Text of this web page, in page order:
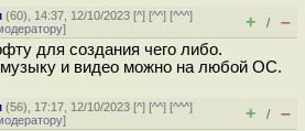
(60), 14:37, 12/10/2023 [^] [^^] [^^^]
] + / –
для создания чего либо.
музыку и видео можно на любой ОС.
(56), 17:17, 12/10/2023 [^] [^^] [^^^]
] + / –